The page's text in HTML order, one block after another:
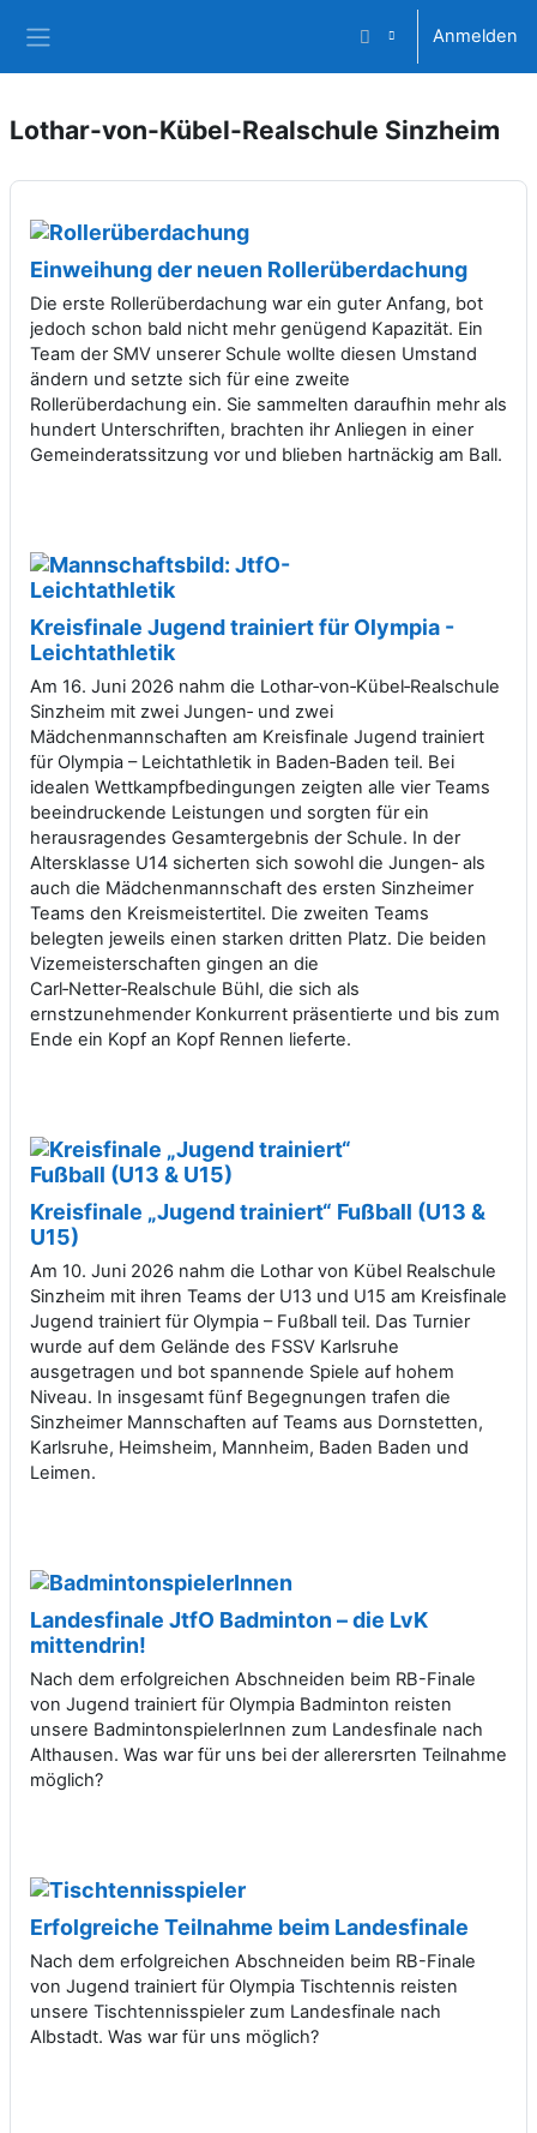
Anmelden
Lothar-von-Kübel-Realschule Sinzheim
Einweihung der neuen Rollerüberdachung
Die erste Rollerüberdachung war ein guter Anfang, bot
jedoch schon bald nicht mehr genügend Kapazität. Ein
Team der SMV unserer Schule wollte diesen Umstand
ändern und setzte sich für eine zweite
Rollerüberdachung ein. Sie sammelten daraufhin mehr als
hundert Unterschriften, brachten ihr Anliegen in einer
Gemeinderatssitzung vor und blieben hartnäckig am Ball.
Kreisfinale Jugend trainiert für Olympia -
Leichtathletik
Am 16. Juni 2026 nahm die Lothar‑von‑Kübel‑Realschule
Sinzheim mit zwei Jungen‑ und zwei
Mädchenmannschaften am Kreisfinale Jugend trainiert
für Olympia – Leichtathletik in Baden‑Baden teil. Bei
idealen Wettkampfbedingungen zeigten alle vier Teams
beeindruckende Leistungen und sorgten für ein
herausragendes Gesamtergebnis der Schule. In der
Altersklasse U14 sicherten sich sowohl die Jungen‑ als
auch die Mädchenmannschaft des ersten Sinzheimer
Teams den Kreismeistertitel. Die zweiten Teams
belegten jeweils einen starken dritten Platz. Die beiden
Vizemeisterschaften gingen an die
Carl‑Netter‑Realschule Bühl, die sich als
ernstzunehmender Konkurrent präsentierte und bis zum
Ende ein Kopf an Kopf Rennen lieferte.
Kreisfinale „Jugend trainiert“ Fußball (U13 &
U15)
Am 10. Juni 2026 nahm die Lothar von Kübel Realschule
Sinzheim mit ihren Teams der U13 und U15 am Kreisfinale
Jugend trainiert für Olympia – Fußball teil. Das Turnier
wurde auf dem Gelände des FSSV Karlsruhe
ausgetragen und bot spannende Spiele auf hohem
Niveau. In insgesamt fünf Begegnungen trafen die
Sinzheimer Mannschaften auf Teams aus Dornstetten,
Karlsruhe, Heimsheim, Mannheim, Baden Baden und
Leimen.
Landesfinale JtfO Badminton – die LvK
mittendrin!
Nach dem erfolgreichen Abschneiden beim RB-Finale
von Jugend trainiert für Olympia Badminton reisten
unsere BadmintonspielerInnen zum Landesfinale nach
Althausen. Was war für uns bei der allerersrten Teilnahme
möglich?
Erfolgreiche Teilnahme beim Landesfinale
Nach dem erfolgreichen Abschneiden beim RB-Finale
von Jugend trainiert für Olympia Tischtennis reisten
unsere Tischtennisspieler zum Landesfinale nach
Albstadt. Was war für uns möglich?